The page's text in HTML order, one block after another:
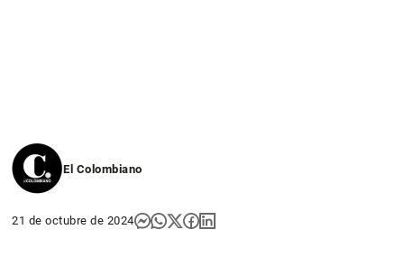
El Colombiano
21 de octubre de 2024